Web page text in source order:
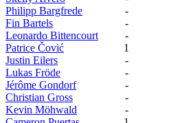
Philipp Bargfrede
-
Fin Bartels
-
Leonardo Bittencourt
-
Patrice Čović
1
Justin Eilers
-
Lukas Fröde
-
Jérôme Gondorf
-
Christian Gross
-
Kevin Möhwald
-